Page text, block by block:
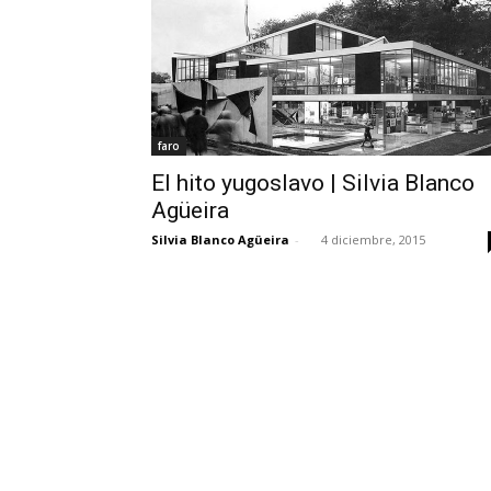
faro
El hito yugoslavo | Silvia Blanco
Agüeira
Silvia Blanco Agüeira - 4 diciembre, 2015